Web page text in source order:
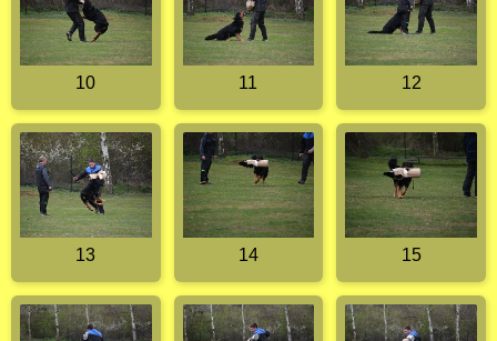
10 11 12
13 14 15